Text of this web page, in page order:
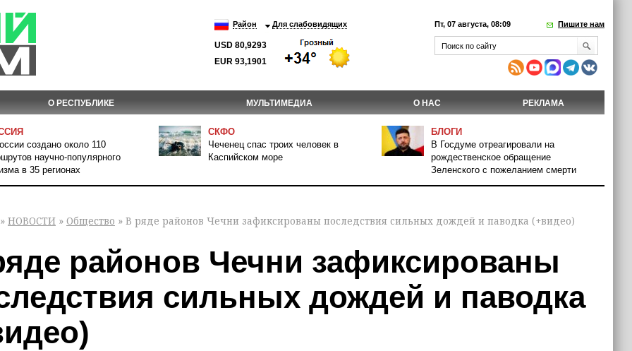
Район Для слабовидящих
USD 80,9293
EUR 93,1901
Пт, 07 августа, 08:09 Пишите нам
О РЕСПУБЛИКЕ МУЛЬТИМЕДИА О НАС РЕКЛАМА
создано около 110
научно-популярного
в 35 регионах
СКФО
Чеченец спас троих человек в
Каспийском море
БЛОГИ
В Госдуме отреагировали на
рождественское обращение
Зеленского с пожеланием смерти
» НОВОСТИ » Общество » В ряде районов Чечни зафиксированы последствия сильных дождей и паводка (+видео)
районов Чечни зафиксированы
сильных дождей и паводка